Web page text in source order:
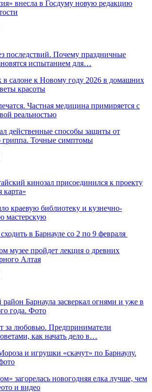
внесла в Госдуму новую редакцию
последствий. Почему праздничные
испытанием для…
салоне к Новому году 2026 в домашних
красоты
Частная медицина примиряется с
реальностью
действенные способы защиты от
гриппа. Точные симптомы
кинозал присоединился к проекту
краевую библиотеку и кузнечно-
мастерскую
в Барнауле со 2 по 9 февраля
музее пройдет лекция о древних
Алтая
Барнаула засверкал огнями и уже в
года. Фото
за любовью. Предприниматели
как начать дело в…
и игрушки «скачут» по Барнаулу.
загорелась новогодняя елка лучше, чем
и видео